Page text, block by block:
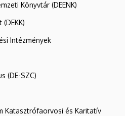
Könyvtár (DEENK)
Intézmények
(DE-SZC)
Katasztrófaorvosi és Karitatív